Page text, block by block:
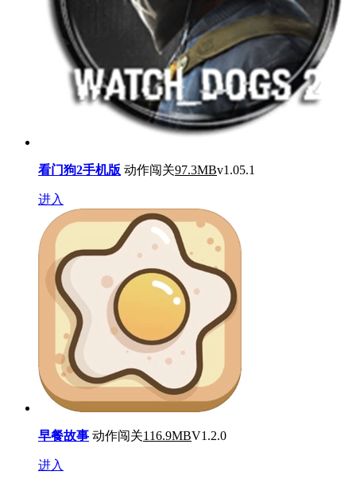
看门狗2手机版 动作闯关97.3MBv1.05.1
进入
早餐故事 动作闯关116.9MBV1.2.0
进入